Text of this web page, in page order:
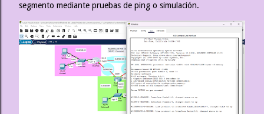
segmento mediante pruebas de ping o simulación.